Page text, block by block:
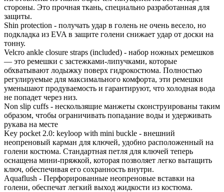
стороны. Это прочная ткань, специально разработанная для
защиты.
Shin protection - получать удар в голень не очень весело, но
подкладка из EVA в защите голени снижает удар от доски на
тонну.
Velcro ankle closure straps (included) - набор ножных ремешков
— это ремешки с застежками-липучками, которые
обхватывают лодыжку поверх гидрокостюма. Полностью
регулируемые для максимального комфорта, эти ремешки
уменьшают продуваемость и гарантируют, что холодная вода
не попадет через низ.
Non slip cuffs - нескользящие манжеты сконструированы таким
образом, чтобы ограничивать попадание воды и удерживать
рукава на месте
Key pocket 2.0: keyloop with mini buckle - внешний
неопреновый карман для ключей, удобно расположенный на
голени костюма. Стандартная петля для ключей теперь
оснащена мини-пряжкой, которая позволяет легко вытащить
ключ, обеспечивая его сохранность внутри.
Aquaflush - Перфорированные неопреновые вставки на
голени, обеспечат легкий выход жидкости из костюма.